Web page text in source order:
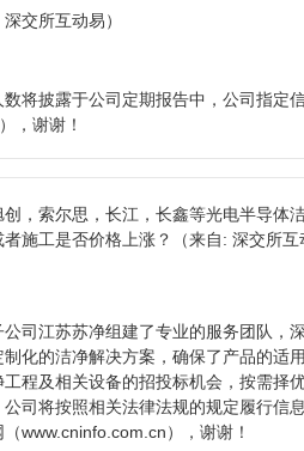
深交所互动易）
将披露于公司定期报告中，公司指定
，谢谢！
，索尔思，长江，长鑫等光电半导体
施工是否价格上涨？
（来自: 深交所互
司江苏苏净组建了专业的服务团队，
化的洁净解决方案，确保了产品的适
程及相关设备的招投标机会，按需择
司将按照相关法律法规的规定履行信
www.cninfo.com.cn），谢谢！